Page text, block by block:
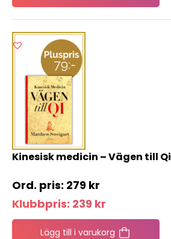
Kinesisk medicin – Vägen till Qi
279 kr
Klubbpris: 239 kr
Lägg till i varukorg